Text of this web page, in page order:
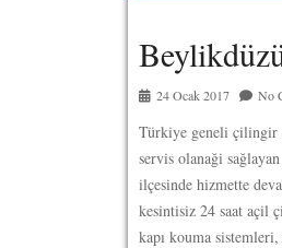
24 Ocak 2017 No
Türkiye geneli
servis olanaği
ilçesinde hizmette
kesintisiz 24 saat açil
kapı kouma